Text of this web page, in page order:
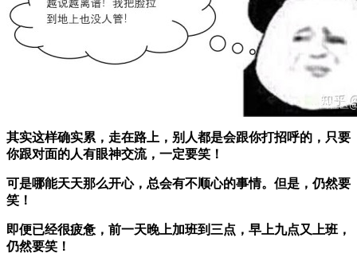
其实这样确实累，走在路上，别人都是会跟你打招呼的，只要
你跟对面的人有眼神交流，一定要笑！
可是哪能天天那么开心，总会有不顺心的事情。但是，仍然要
笑！
即便已经很疲惫，前一天晚上加班到三点，早上九点又上班，
仍然要笑！